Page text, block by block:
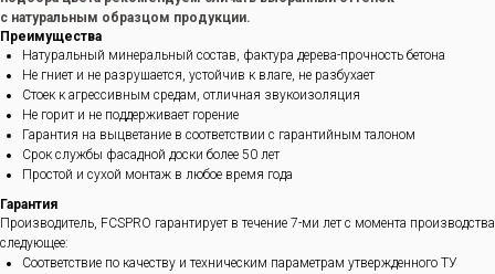
с натуральным образцом продукции.
Преимущества
Натуральный минеральный состав, фактура дерева-прочность бетона
Не гниет и не разрушается, устойчив к влаге, не разбухает
Стоек к агрессивным средам, отличная звукоизоляция
Не горит и не поддерживает горение
Гарантия на выцветание в соответствии с гарантийным талоном
Срок службы фасадной доски более 50 лет
Простой и сухой монтаж в любое время года
Гарантия
Производитель, FCSPRO гарантирует в течение 7-ми лет с момента производства
следующее:
Соответствие по качеству и техническим параметрам утвержденного ТУ